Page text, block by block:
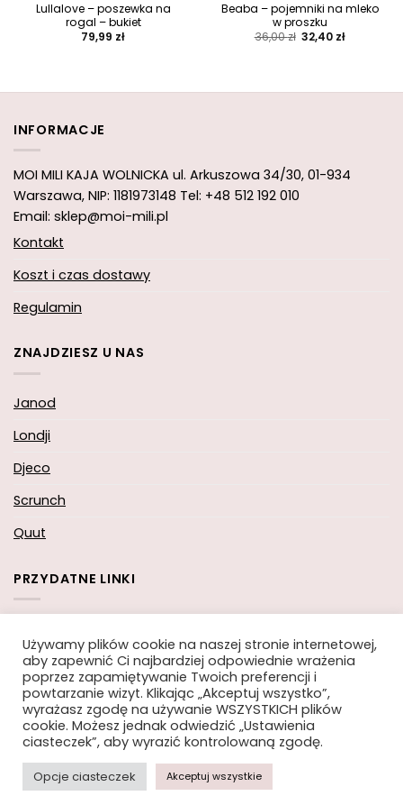
Lullalove – poszewka na
rogal – bukiet
79,99 zł
Beaba – pojemniki na mleko
w proszku
36,00zł Pierwotna
cena
32,40 złAktualna
INFORMACJE
MOI MILI KAJA WOLNICKA ul. Arkuszowa 34/30, 01-934
Warszawa, NIP: 1181973148 Tel: +48 512 192 010
Email: sklep@moi-mili.pl
Kontakt
Koszt i czas dostawy
Regulamin
ZNAJDZIESZ U NAS
Janod
Londji
Djeco
Scrunch
Quut
PRZYDATNE LINKI
Moje konto
Zamówienie
Copyright 2026 ©Moi-Mili.pl
Używamy plików cookie na naszej stronie internetowej,
aby zapewnić Ci najbardziej odpowiednie wrażenia
poprzez zapamiętywanie Twoich preferencji i
powtarzanie wizyt. Klikając „Akceptuj wszystko”,
wyrażasz zgodę na używanie WSZYSTKICH plików
cookie. Możesz jednak odwiedzić „Ustawienia
ciasteczek”, aby wyrazić kontrolowaną zgodę.
Opcje ciasteczek Akceptuj wszystkie